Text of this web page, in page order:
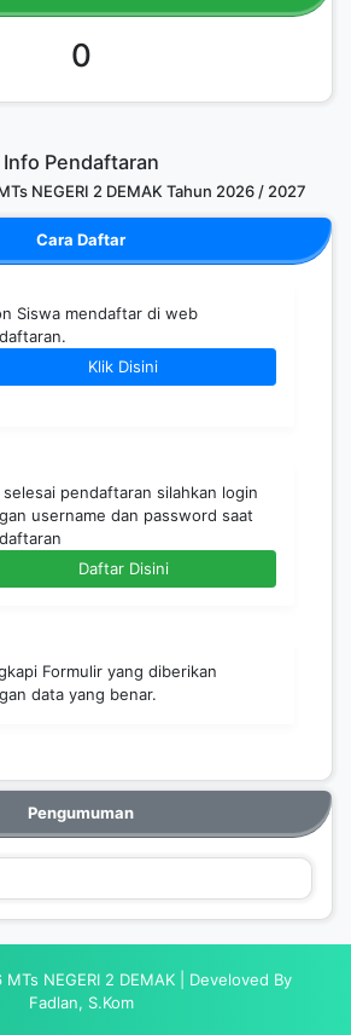
0
Info Pendaftaran
NEGERI 2 DEMAK Tahun 2026 / 2027
Cara Daftar
Siswa mendaftar di web
Klik Disini
selesai pendaftaran silahkan login
username dan password saat
Daftar Disini
Formulir yang diberikan
data yang benar.
Pengumuman
NEGERI 2 DEMAK | Develoved By
Fadlan, S.Kom